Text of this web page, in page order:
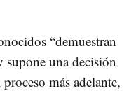
“demuestran
supone una decisión
más adelante,